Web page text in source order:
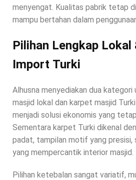
menyengat. Kualitas pabrik tetap
mampu bertahan dalam
Pilihan Lengkap Lokal
Import Turki
Alhusna menyediakan dua
masjid lokal dan karpet masjid
menjadi solusi ekonomis yang
Sementara karpet Turki dikenal
padat, tampilan motif yang presisi,
yang mempercantik interior masjid.
Pilihan ketebalan sangat variatif,